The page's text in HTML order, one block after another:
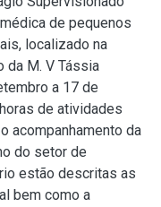
de pequenos
localizado na
da M. V Tássia
a 17 de
de atividades
acompanhamento da
do setor de
estão descritas as
bem como a